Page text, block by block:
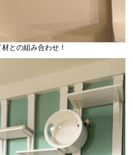
との組み合わせ！